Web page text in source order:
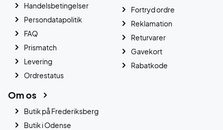
Handelsbetingelser
Persondatapolitik
FAQ
Prismatch
Levering
Ordrestatus
Fortryd ordre
Reklamation
Returvarer
Gavekort
Rabatkode
Om os
Butik på Frederiksberg
Butik i Odense